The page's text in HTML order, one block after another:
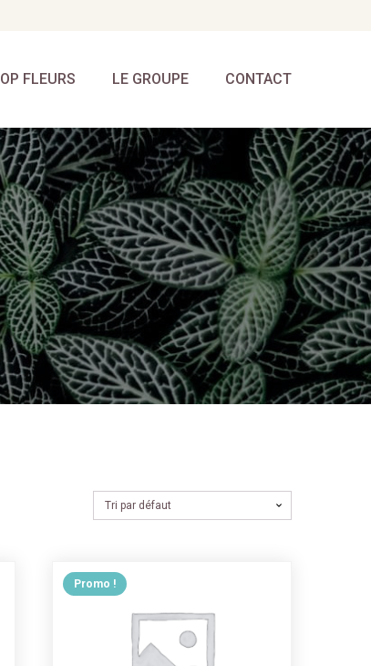
FLEURS LE GROUPE CONTACT
Promo !